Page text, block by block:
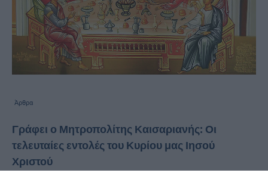
Άρθρα
Γράφει ο Μητροπολίτης Καισαριανής: Οι
τελευταίες εντολές του Κυρίου μας Ιησού
Χριστού